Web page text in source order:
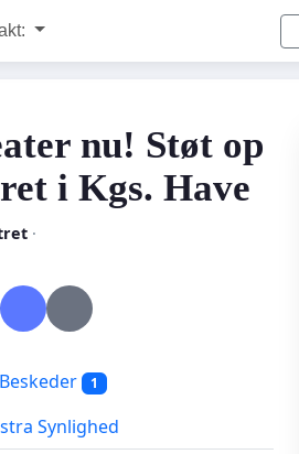
nu! Støt op
i Kgs. Have
·
Beskeder 1
Synlighed